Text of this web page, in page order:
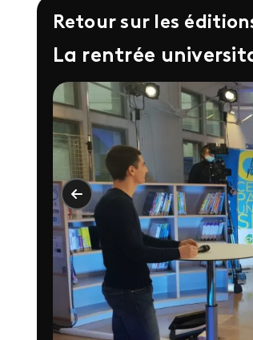
Retour sur les
La rentrée